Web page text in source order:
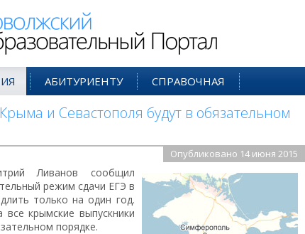
АБИТУРИЕНТУ СПРАВОЧНАЯ
и Севастополя будут в обязательном
Опубликовано 14 июня 2015
Ливанов сообщил
режим сдачи ЕГЭ в
только на один год.
крымские выпускники
порядке.